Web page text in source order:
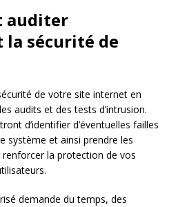
auditer
sécurité de
de votre site internet en
audits et des tests d’intrusion.
d’identifier d’éventuelles failles
système et ainsi prendre les
la protection de vos
demande du temps, des